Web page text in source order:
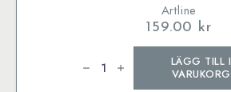
Artline
159.00 kr
Whiteboardpenna
Artline
517
LÄGG TILL I
VARUKORG